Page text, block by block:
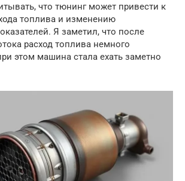
что тюнинг может привести к
топлива и изменению
Я заметил, что после
расход топлива немного
этом машина стала ехать заметно